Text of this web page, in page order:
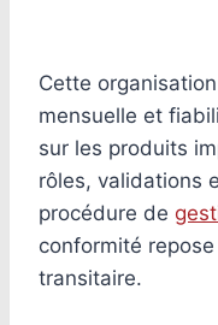
Cette
mensuelle et
sur les produits
rôles, validations
procédure de
conformité
transitaire.